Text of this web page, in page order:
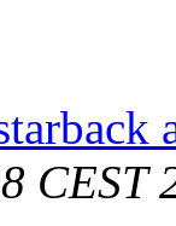
CEST